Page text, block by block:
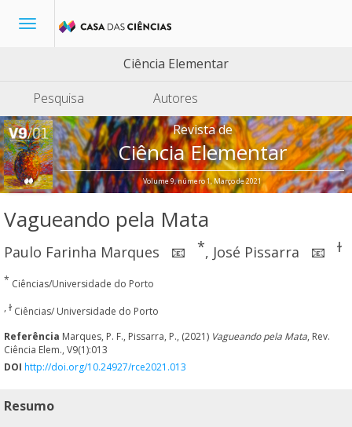
Toggle
Ciência Elementar
Pesquisa
Autores
Revista de
Ciência Elementar
Volume 9, número 1, Março de 2021
Vagueando pela Mata
Paulo Farinha Marques 📧 *, José Pissarra 📧 ɫ
* Ciências/Universidade do Porto
, ɫ Ciências/ Universidade do Porto
Referência Marques, P. F., Pissarra, P., (2021) Vagueando pela Mata, Rev.
Ciência Elem., V9(1):013
DOI http://doi.org/10.24927/rce2021.013
Resumo